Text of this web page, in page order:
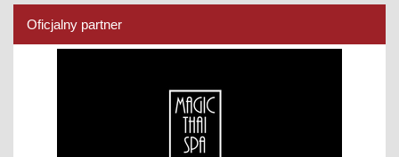
Oficjalny partner